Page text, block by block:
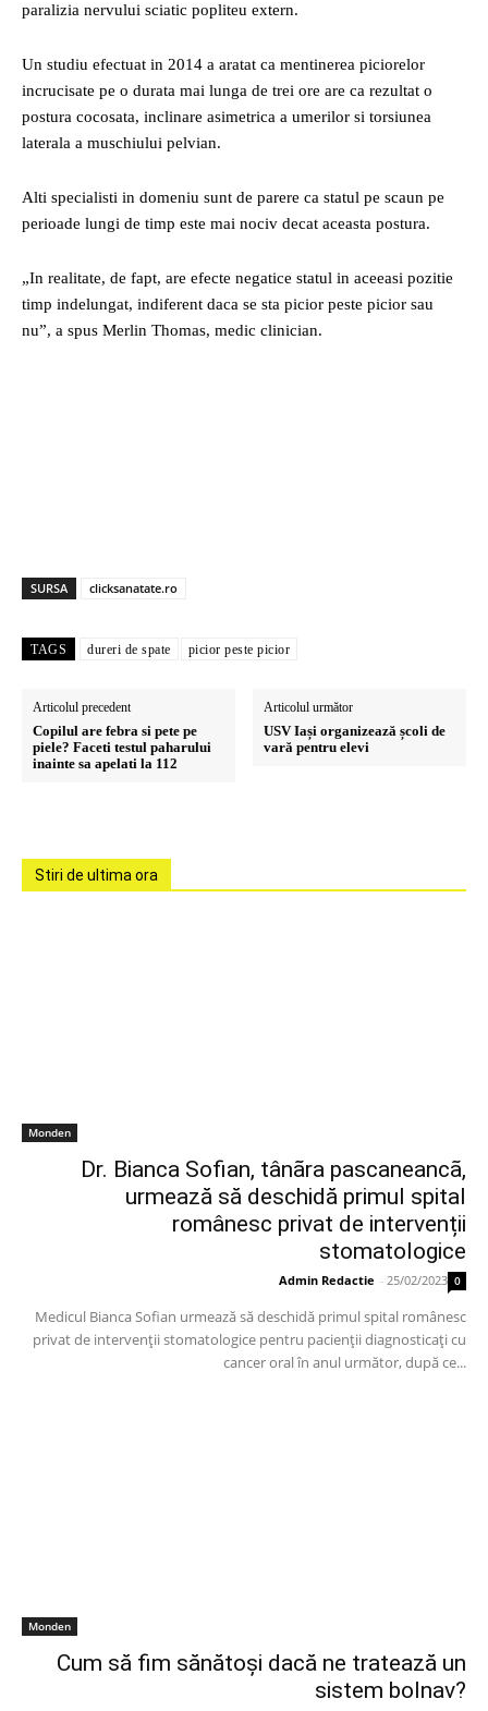
paralizia nervului sciatic popliteu extern.
Un studiu efectuat in 2014 a aratat ca mentinerea piciorelor
incrucisate pe o durata mai lunga de trei ore are ca rezultat o
postura cocosata, inclinare asimetrica a umerilor si torsiunea
laterala a muschiului pelvian.
Alti specialisti in domeniu sunt de parere ca statul pe scaun pe
perioade lungi de timp este mai nociv decat aceasta postura.
„In realitate, de fapt, are efecte negatice statul in aceeasi pozitie
timp indelungat, indiferent daca se sta picior peste picior sau
nu”, a spus Merlin Thomas, medic clinician.
SURSA clicksanatate.ro
TAGS dureri de spate picior peste picior
Articolul precedent
Copilul are febra si pete pe
piele? Faceti testul paharului
inainte sa apelati la 112
Articolul următor
USV Iași organizează școli de
vară pentru elevi
Stiri de ultima ora
Monden
Dr. Bianca Sofian, tânãra pascaneancã,
urmează să deschidă primul spital
românesc privat de intervenții
stomatologice
Admin Redactie - 25/02/2023 0
Medicul Bianca Sofian urmează să deschidă primul spital românesc
privat de intervenții stomatologice pentru pacienții diagnosticați cu
cancer oral în anul următor, după ce...
Monden
Cum să fim sănătoși dacă ne tratează un
sistem bolnav?